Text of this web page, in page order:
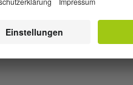
Bedeutung zu verweilen,